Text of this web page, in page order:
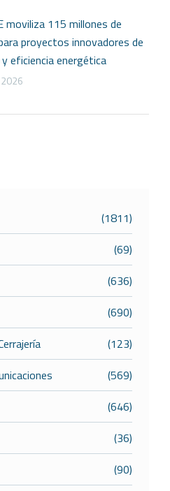
moviliza 115 millones de
proyectos innovadores de
eficiencia energética
(1811)
(69)
(636)
(690)
(123)
(569)
(646)
(36)
(90)